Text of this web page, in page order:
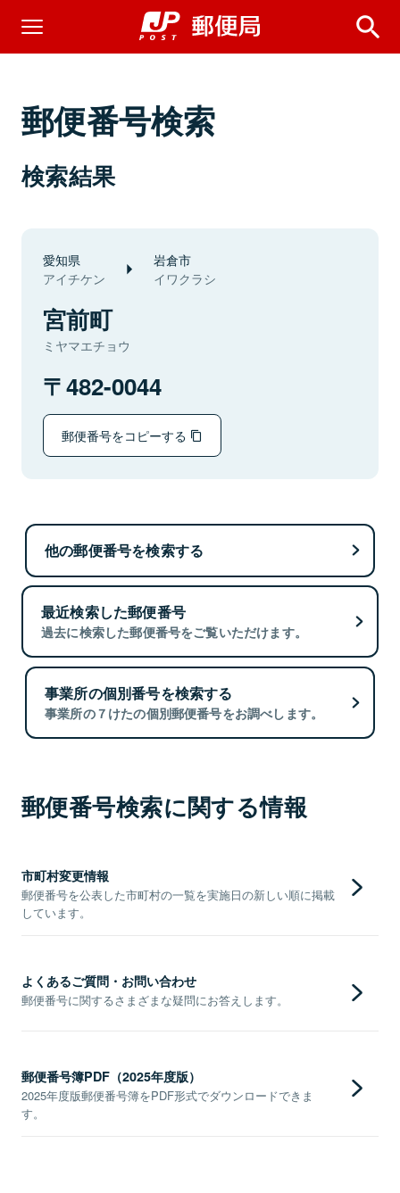
郵便番号検索
検索結果
愛知県
アイチケン
岩倉市
イワクラシ
宮前町
ミヤマエチョウ
482-0044
郵便番号をコピーする
他の郵便番号を検索する
最近検索した郵便番号
過去に検索した郵便番号をご覧いただけます。
事業所の個別番号を検索する
事業所の７けたの個別郵便番号をお調べします。
郵便番号検索に関する情報
市町村変更情報
郵便番号を公表した市町村の一覧を実施日の新しい順に掲載
しています。
よくあるご質問・お問い合わせ
郵便番号に関するさまざまな疑問にお答えします。
郵便番号簿PDF（2025年度版）
2025年度版郵便番号簿をPDF形式でダウンロードできま
す。